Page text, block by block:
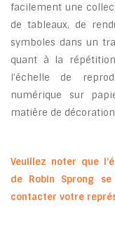
facilement une
de tableaux, de
symboles dans un
quant à la
l’échelle de
numérique sur
matière de
Veuillez noter que
de Robin Sprong
contacter votre